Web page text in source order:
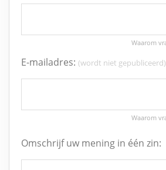
E-mailadres: (wordt niet gepubliceerd)
Omschrijf uw mening in één zin: